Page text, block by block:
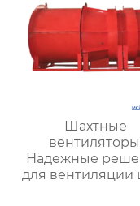
Шахтные
Надежные
для вентиляции